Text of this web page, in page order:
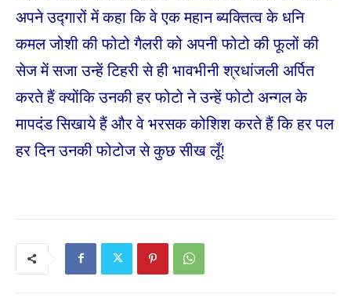
अपने उद्गारों में कहा कि वे एक महान ब्यक्तित्व के धनि
कमल जोशी की फोटो गैलरी को अपनी फोटो की फूलों की
सेज में सजा उन्हें टिहरी से ही भावभीनी श्रधांजली अर्पित
करते हैं क्योंकि उनकी हर फोटो ने उन्हें फोटो अन्गल के
मापदंड सिखाये हैं और वे भरसक कोशिश करते हैं कि हर पल
हर दिन उनकी फोटोज से कुछ सीख लूँ!